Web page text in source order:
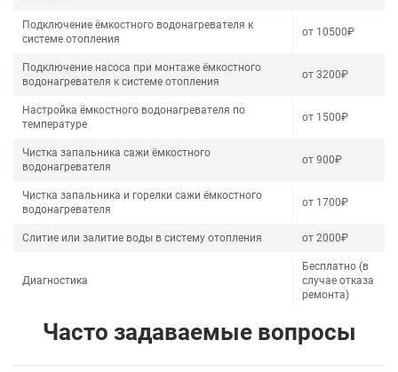
Подключение ёмкостного водонагревателя к
системе отопления
от 10500₽
Подключение насоса при монтаже ёмкостного
водонагревателя к системе отопления
от 3200₽
Настройка ёмкостного водонагревателя по
температуре
от 1500₽
Чистка запальника сажи ёмкостного
водонагревателя
от 900₽
Чистка запальника и горелки сажи ёмкостного
водонагревателя
от 1700₽
Слитие или залитие воды в систему отопления от 2000₽
Диагностика
Бесплатно (в
случае отказа
ремонта)
Часто задаваемые вопросы